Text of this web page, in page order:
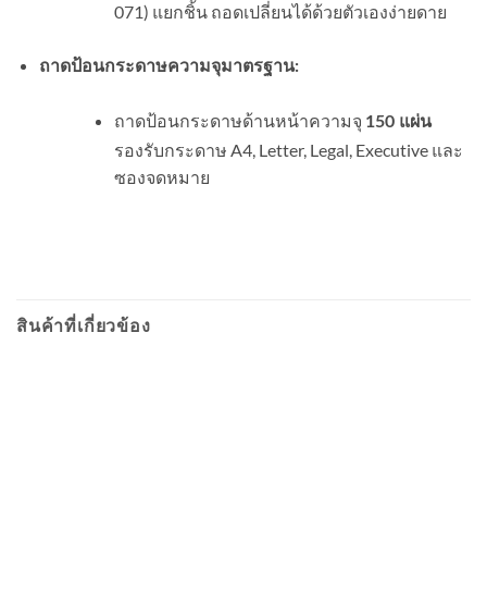
071) แยกชิ้น ถอดเปลี่ยนได้ด้วยตัวเองง่ายดาย
ถาดป้อนกระดาษความจุมาตรฐาน:
ถาดป้อนกระดาษด้านหน้าความจุ 150 แผ่น
รองรับกระดาษ A4, Letter, Legal, Executive และ
ซองจดหมาย
สินค้าที่เกี่ยวข้อง